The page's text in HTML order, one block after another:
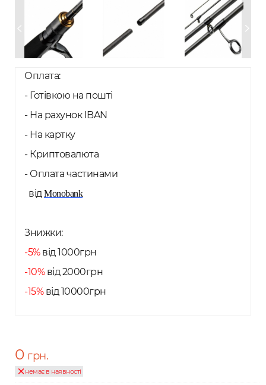
Оплата:
- Готівкою на пошті
- На рахунок IBAN
- На картку
- Криптовалюта
- Оплата частинами
відMonobank
Знижки:
-5%від 1000грн
-10%від 2000грн
-15%від 10000грн
0 грн.
немає в наявності